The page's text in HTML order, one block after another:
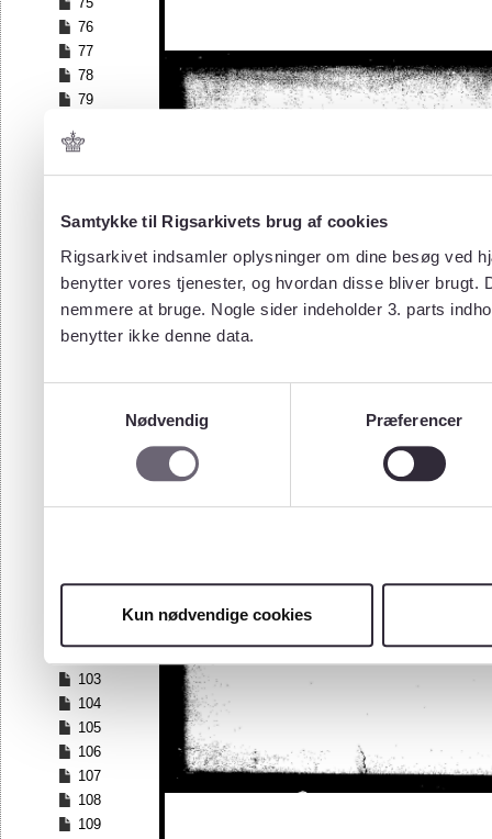
Samtykke til Rigsarkivets brug af cookies
Rigsarkivet indsamler oplysninger om dine besøg ved
benytter vores tjenester, og hvordan disse bliver
nemmere at bruge. Nogle sider indeholder 3. parts
benytter ikke denne data.
Nødvendig
Præferencer
Kun nødvendige cookies
76
77
78
79
81
82
84
86
87
88
89
96
99
103
104
105
106
107
108
109